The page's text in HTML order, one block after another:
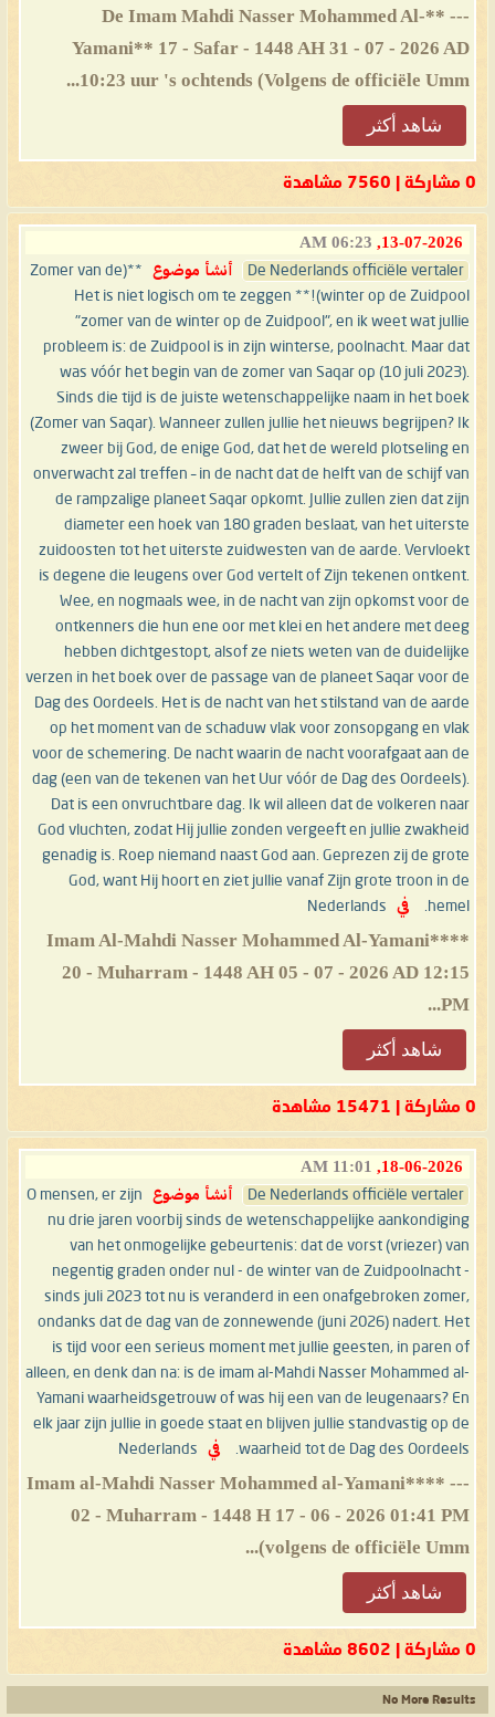
--- **De Imam Mahdi Nasser Mohammed Al-
Yamani** 17 - Safar - 1448 AH 31 - 07 - 2026 AD
10:23 uur 's ochtends (Volgens de officiële Umm...
شاهد أكثر
0 مشاركة | 7560 مشاهدة
13-07-2026,
06:23 AM
De Nederlands officiële vertaler أنشأ موضوع
**(Zomer van de
winter op de Zuidpool)!** Het is niet logisch om te zeggen
"zomer van de winter op de Zuidpool", en ik weet wat jullie
probleem is: de Zuidpool is in zijn winterse, poolnacht. Maar dat
was vóór het begin van de zomer van Saqar op (10 juli 2023).
Sinds die tijd is de juiste wetenschappelijke naam in het boek
(Zomer van Saqar). Wanneer zullen jullie het nieuws begrijpen? Ik
zweer bij God, de enige God, dat het de wereld plotseling en
onverwacht zal treffen – in de nacht dat de helft van de schijf van
de rampzalige planeet Saqar opkomt. Jullie zullen zien dat zijn
diameter een hoek van 180 graden beslaat, van het uiterste
zuidoosten tot het uiterste zuidwesten van de aarde. Vervloekt
is degene die leugens over God vertelt of Zijn tekenen ontkent.
Wee, en nogmaals wee, in de nacht van zijn opkomst voor de
ontkenners die hun ene oor met klei en het andere met deeg
hebben dichtgestopt, alsof ze niets weten van de duidelijke
verzen in het boek over de passage van de planeet Saqar voor de
Dag des Oordeels. Het is de nacht van het stilstand van de aarde
op het moment van de schaduw vlak voor zonsopgang en vlak
voor de schemering. De nacht waarin de nacht voorafgaat aan de
dag (een van de tekenen van het Uur vóór de Dag des Oordeels).
Dat is een onvruchtbare dag. Ik wil alleen dat de volkeren naar
God vluchten, zodat Hij jullie zonden vergeeft en jullie zwakheid
genadig is. Roep niemand naast God aan. Geprezen zij de grote
God, want Hij hoort en ziet jullie vanaf Zijn grote troon in de
hemel.
في Nederlands
**Imam Al-Mahdi Nasser Mohammed Al-Yamani**
20 - Muharram - 1448 AH 05 - 07 - 2026 AD 12:15
PM...
شاهد أكثر
0 مشاركة | 15471 مشاهدة
18-06-2026,
11:01 AM
De Nederlands officiële vertaler أنشأ موضوع
O mensen, er zijn
nu drie jaren voorbij sinds de wetenschappelijke aankondiging
van het onmogelijke gebeurtenis: dat de vorst (vriezer) van
negentig graden onder nul - de winter van de Zuidpoolnacht -
sinds juli 2023 tot nu is veranderd in een onafgebroken zomer,
ondanks dat de dag van de zonnewende (juni 2026) nadert. Het
is tijd voor een serieus moment met jullie geesten, in paren of
alleen, en denk dan na: is de imam al-Mahdi Nasser Mohammed al-
Yamani waarheidsgetrouw of was hij een van de leugenaars? En
elk jaar zijn jullie in goede staat en blijven jullie standvastig op de
waarheid tot de Dag des Oordeels.
في Nederlands
--- **Imam al-Mahdi Nasser Mohammed al-Yamani**
02 - Muharram - 1448 H 17 - 06 - 2026 01:41 PM
(volgens de officiële Umm...
شاهد أكثر
0 مشاركة | 8602 مشاهدة
No More Results